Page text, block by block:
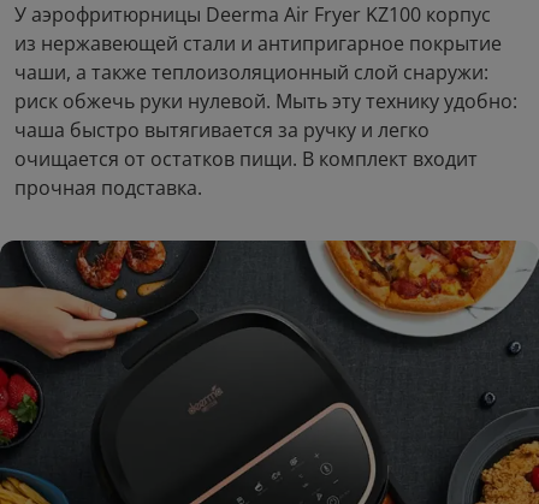
У аэрофритюрницы Deerma Air Fryer KZ100 корпус
из нержавеющей стали и антипригарное покрытие
чаши, а также теплоизоляционный слой снаружи:
риск обжечь руки нулевой. Мыть эту технику удобно:
чаша быстро вытягивается за ручку и легко
очищается от остатков пищи. В комплект входит
прочная подставка.